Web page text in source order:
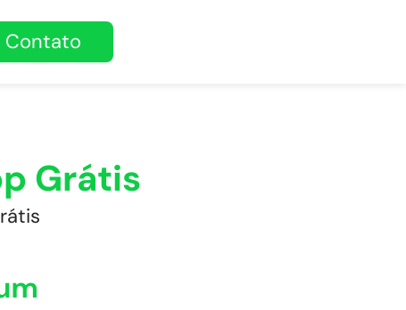
Contato
Grátis